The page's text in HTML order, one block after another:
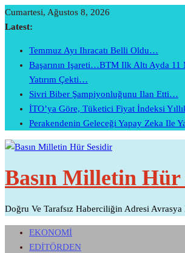
Skip
To
Cumartesi, Ağustos 8, 2026
Latest:
Temmuz Ayı Ihracatı Belli Oldu…
Başarının Işareti…BTM Ilk Altı Ayda 11
Yatırım Çekti…
Sivri Biber Şampiyonluğunu Ilan Etti…
İTO’ya Göre, Tüketici Fiyat İndeksi
Perakendenin Geleceği Yapay Zeka Ile
Basın Milletin Hür
Doğru Ve Tarafsız Haberciliğin Adresi Avrasya
EKONOMİ
EDİTÖRDEN